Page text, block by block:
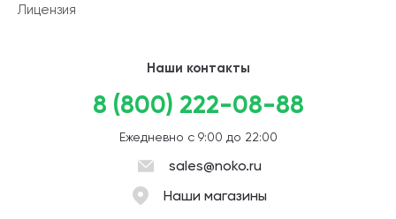
Лицензия
Наши контакты
8 (800) 222-08-88
Ежедневно с 9:00 до 22:00
sales@noko.ru
Наши магазины